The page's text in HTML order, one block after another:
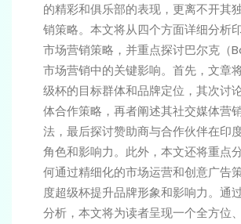
的精彩和俱乐部的表现，更离不开其
销策略。本文将从四个方面详细分析
市场营销策略，并重点探讨巴尔克（
市场营销中的关键影响。首先，文章
级杯的目标群体和品牌定位，其次讨
体合作策略，再者阐述其社交媒体营
法，最后探讨赞助商与合作伙伴在印
角色和影响力。此外，本文还将重点
何通过精细化的市场运营和创意广告
度超级杯提升品牌形象和影响力。通
分析，本文将为读者呈现一个全方位